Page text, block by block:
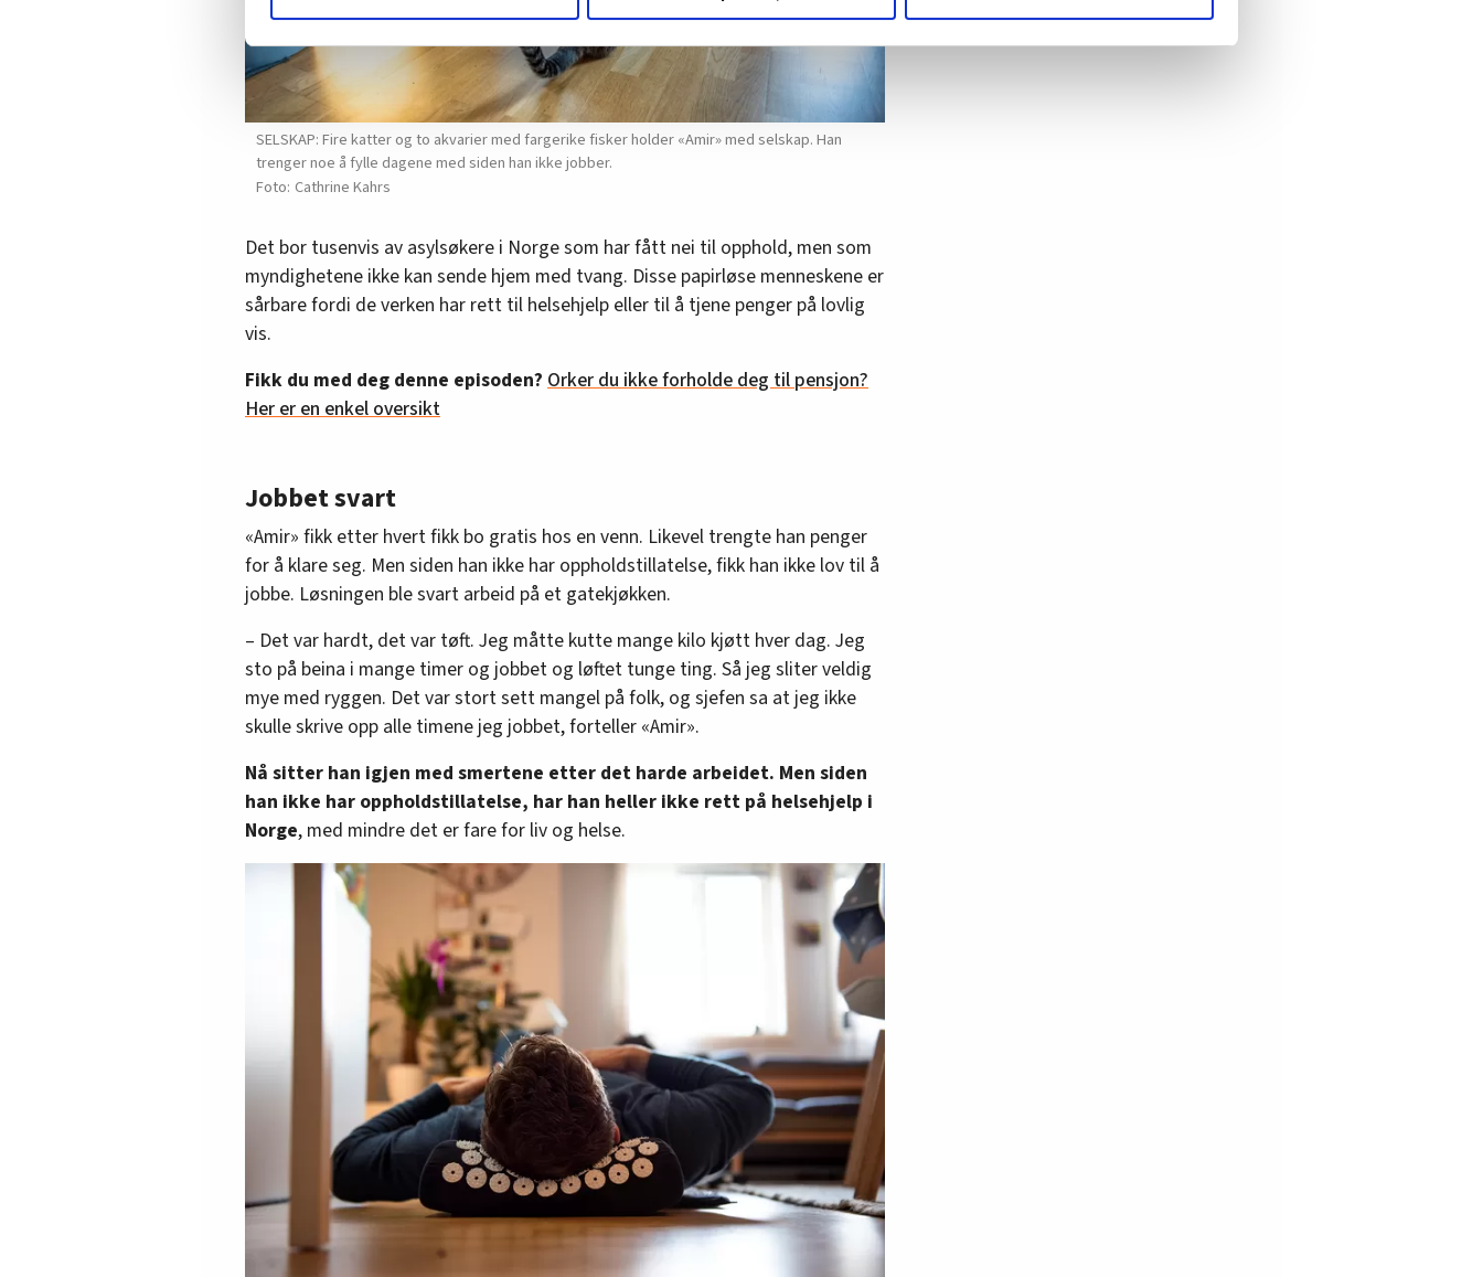
annonsering. Disse er angitt i oversikten lengre ned på denne siden.
SELSKAP: Fire katter og to akvarier med fargerike fisker holder «Amir» med selskap. Han
trenger noe å fylle dagene med siden han ikke jobber.
Cathrine Kahrs
Det bor tusenvis av asylsøkere i Norge som har fått nei til opphold, men som
myndighetene ikke kan sende hjem med tvang. Disse papirløse menneskene er
sårbare fordi de verken har rett til helsehjelp eller til å tjene penger på lovlig
vis.
Fikk du med deg denne episoden? Orker du ikke forholde deg til pensjon?
Her er en enkel oversikt
Jobbet svart
«Amir» fikk etter hvert fikk bo gratis hos en venn. Likevel trengte han penger
for å klare seg. Men siden han ikke har oppholdstillatelse, fikk han ikke lov til å
jobbe. Løsningen ble svart arbeid på et gatekjøkken.
– Det var hardt, det var tøft. Jeg måtte kutte mange kilo kjøtt hver dag. Jeg
sto på beina i mange timer og jobbet og løftet tunge ting. Så jeg sliter veldig
mye med ryggen. Det var stort sett mangel på folk, og sjefen sa at jeg ikke
skulle skrive opp alle timene jeg jobbet, forteller «Amir».
Nå sitter han igjen med smertene etter det harde arbeidet. Men siden
han ikke har oppholdstillatelse, har han heller ikke rett på helsehjelp i
Norge, med mindre det er fare for liv og helse.